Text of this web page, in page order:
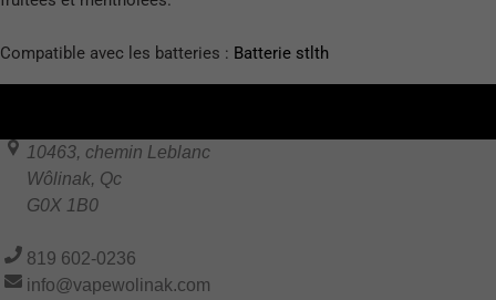
Compatible avec les batteries : Batterie stlth
10463, chemin Leblanc
Wôlinak, Qc
G0X 1B0
819 602-0236
info@vapewolinak.com